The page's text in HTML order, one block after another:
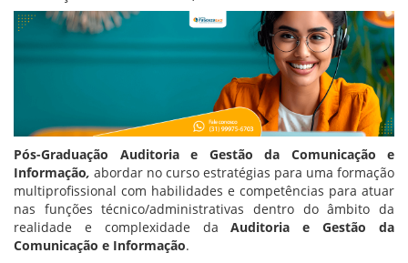
Pós-Graduação Auditoria e Gestão da Comunicação e
Informação, abordar no curso estratégias para uma formação
multiprofissional com habilidades e competências para atuar
nas funções técnico/administrativas dentro do âmbito da
realidade e complexidade daAuditoria e Gestão da
Comunicação e Informação.